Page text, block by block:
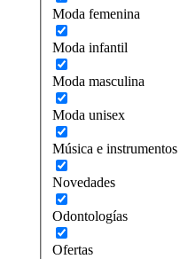
Moda femenina
Moda infantil
Moda masculina
Moda unisex
Música e instrumentos
Novedades
Odontologías
Ofertas